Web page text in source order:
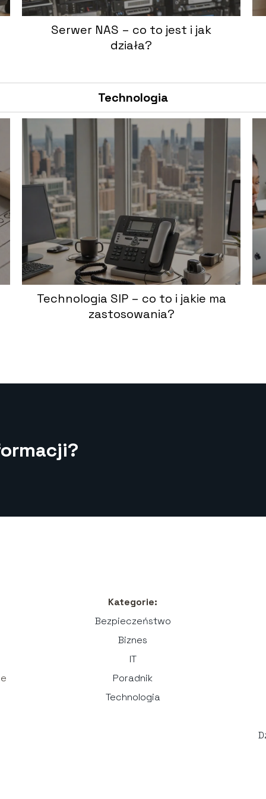
Serwer NAS – co to jest i jak
działa?
Technologia
Technologia SIP – co to i jakie ma
zastosowania?
Kategorie:
Bezpieczeństwo
Biznes
IT
Poradnik
Technologia